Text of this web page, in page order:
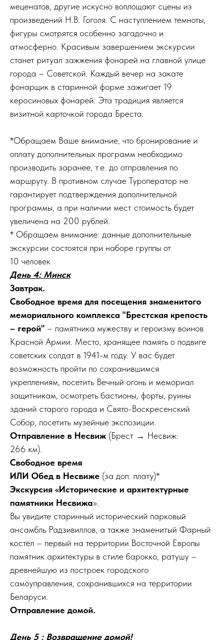
меценатов, другие искусно воплощают сцены из
произведений Н.В. Гоголя. С наступлением темноты,
фигуры смотрятся особенно загадочно и
атмосферно. Красивым завершением экскурсии
станет ритуал зажжения фонарей на главной улице
города – Советской. Каждый вечер на закате
фонарщик в старинной форме зажигает 19
керосиновых фонарей. Эта традиция является
визитной карточкой города Бреста.
*Обращаем Ваше внимание, что бронирование и
оплату дополнительных программ необходимо
производить заранее, т.е. до отправления по
маршруту. В противном случае Туроператор не
гарантирует подтверждения дополнительной
программы, а при наличии мест стоимость будет
увеличена на 200 рублей.
* Обращаем внимание: данные дополнительные
экскурсии состоятся при наборе группы от
10 человек
День 4: Минск
Завтрак.
Свободное время для посещения знаменитого
мемориального комплекса "Брестская крепость
– герой" – памятника мужеству и героизму воинов
Красной Армии. Место, хранящее память о подвиге
советских солдат в 1941-м году. У вас будет
возможность пройти по сохранившимся
укреплениям, посетить Вечный огонь и мемориал
защитникам, осмотреть бастионы, форты, руины
зданий старого города и Свято-Воскресенский
Собор, посетить музейные экспозиции.
Отправление в Несвиж (Брест → Несвиж:
266 км).
Свободное время
ИЛИ Обед в Несвиже (за доп. плату)*
Экскурсия «Исторические и архитектурные
памятники Несвижа».
Вы увидите старинный исторический парковый
ансамбль Радзивиллов, а также знаменитый Фарный
костёл – первый на территории Восточной Европы
памятник архитектуры в стиле барокко, ратушу –
древнейшую из построек городского
самоуправления, сохранившихся на территории
Беларуси.
Отправление домой.
День 5 : Возвращение домой!